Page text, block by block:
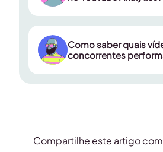
Metricool
crescimento de inscritos,
frequência de publicação e
dos vídeos
Metricool
Como saber quais
concorrentes
Compartilhe este artigo